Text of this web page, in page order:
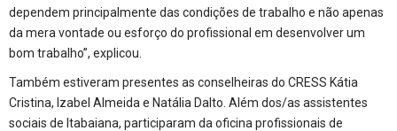
dependem principalmente das condições de trabalho e não apenas
da mera vontade ou esforço do profissional em desenvolver um
bom trabalho”, explicou.
Também estiveram presentes as conselheiras do CRESS Kátia
Cristina, Izabel Almeida e Natália Dalto. Além dos/as assistentes
sociais de Itabaiana, participaram da oficina profissionais de